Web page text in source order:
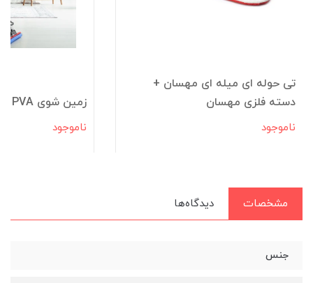
تی حوله ای میله ای مهسان +
دسته فلزی مهسان
ناموجود
زمین شوی PVA دسته بلند مهسان
ناموجود
مشخصات دیدگاه‌ها
جنس